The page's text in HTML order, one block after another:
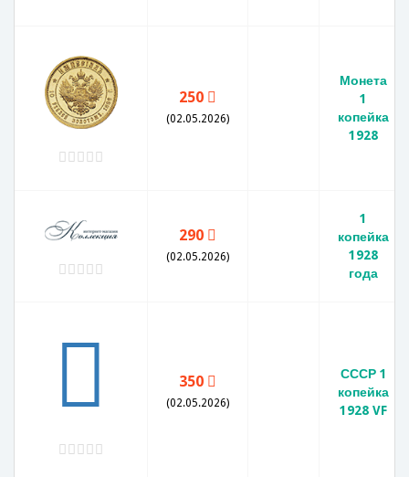
250
(02.05.2026)
Монета
1
копейка
1928
290
(02.05.2026)
1
копейка
1928
года
350
(02.05.2026)
СССР 1
копейка
1928 VF